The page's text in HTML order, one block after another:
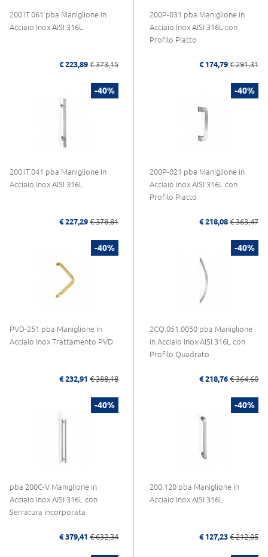
200.IT.061 pba Maniglione in
Acciaio Inox AISI 316L
€ 223,89 € 373,15
200P-031 pba Maniglione in
Acciaio Inox AISI 316L con
Profilo Piatto
€ 174,79 € 291,31
-40%
200.IT.041 pba Maniglione in
Acciaio Inox AISI 316L
€ 227,29 € 378,81
-40%
200P-021 pba Maniglione in
Acciaio Inox AISI 316L con
Profilo Piatto
€ 218,08 € 363,47
-40%
PVD-251 pba Maniglione in
Acciaio Inox Trattamento PVD
€ 232,91 € 388,18
-40%
2CQ.051.0050 pba Maniglione
in Acciaio Inox AISI 316L con
Profilo Quadrato
€ 218,76 € 364,60
-40%
pba 200C-V Maniglione in
Acciaio Inox AISI 316L con
Serratura Incorporata
€ 379,41 € 632,34
-40%
200.120 pba Maniglione in
Acciaio Inox AISI 316L
€ 127,23 € 212,05